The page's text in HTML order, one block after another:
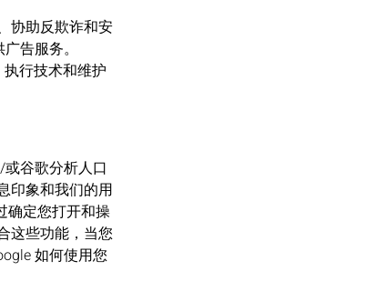
协助反欺诈和安
告服务。
行技术和维护
谷歌分析人口
印象和我们的用
确定您打开和操
这些功能，当您
如何使用您